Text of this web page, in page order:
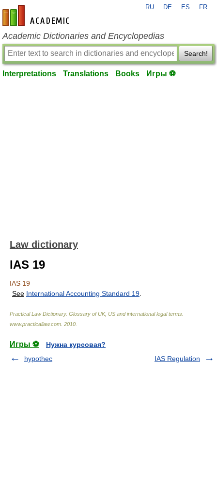
en-academic.com
RU DE ES FR
Academic Dictionaries and Encyclopedias
Search!
Interpretations Translations Books Игры ⚽
Law dictionary
IAS 19
IAS 19
See International Accounting Standard 19
Practical Law Dictionary. Glossary of UK, US and international legal terms
www.practicallaw.com 2010
Игры ⚽
Нужна курсовая?
hypothec
IAS Regulation